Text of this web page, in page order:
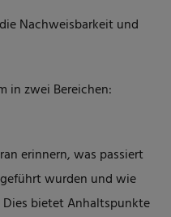
Nachweisbarkeit und
in zwei Bereichen:
erinnern, was passiert
wurden und wie
bietet Anhaltspunkte